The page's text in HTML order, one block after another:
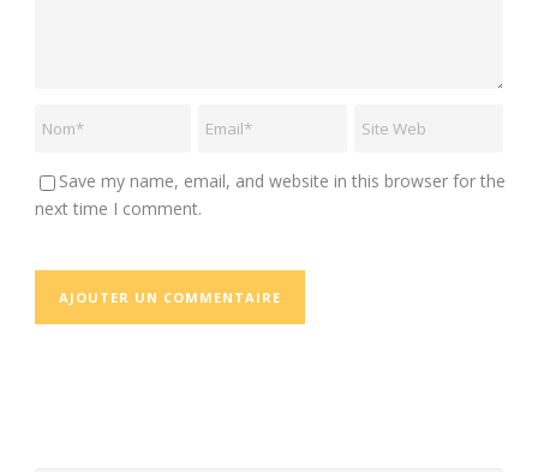
Save my name, email, and website in this browser for the
next time I comment.